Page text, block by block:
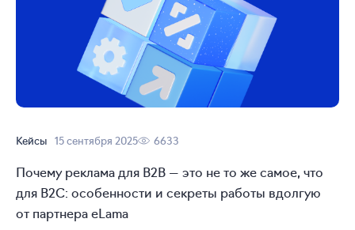
Кейсы 15 сентября 2025 6633
Почему реклама для B2B — это не то же самое, что
для B2C: особенности и секреты работы вдолгую
от партнера eLama